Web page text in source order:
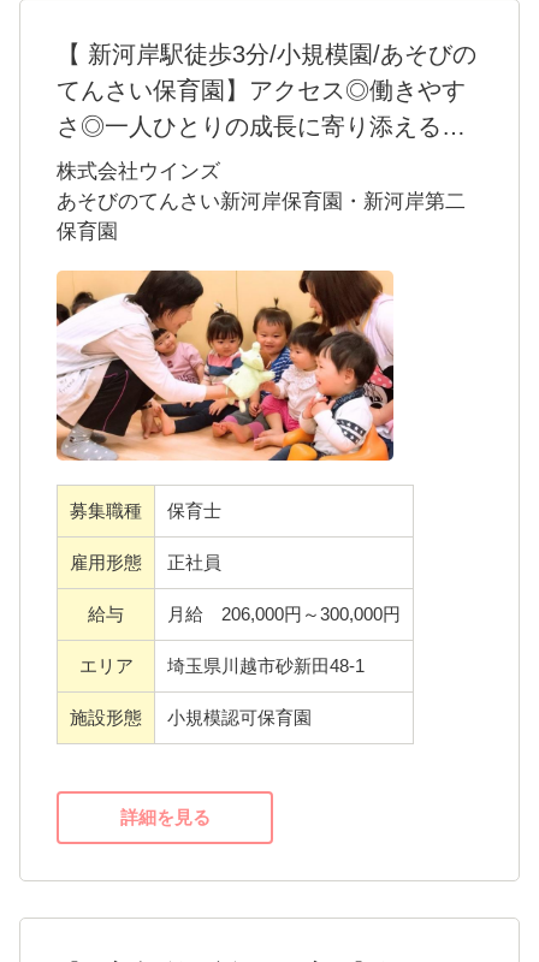
急なシフト変更にも即対応できる勤務体制。
土曜日出勤した場合は、平日に振休が取れま
す。
プライベートも充実させてください。
クさん、未経験者でも大歓迎！
系列園は20代からシニア先生まで、幅広い年
齢層の保育士が活躍している、家庭的な温も
りのある保育園です。
ご入職時期等まずはお気軽にお問い合わせ下
【 新河岸駅徒歩3分/小規模園/あそびの
てんさい保育園】アクセス◎働きやす
さ◎一人ひとりの成長に寄り添える小
規模園です！
当園は定員19名の小規模保育園です。
子どものありのままの姿を受け入れ、親密な
感情「愛着」を育むことが重要と考え、
子どもが笑顔になれるような、プラスの言葉
（褒めたり愛情を伝える）かけを積極的に
行う保育を心がけております。
子どもが主役の保育園です。
＜働きやすさ＞
〇駅近！通勤しやすい
〇年間休日120日以上
〇土曜日出勤した場合は、平日に振休が取れ
〇半月ごとのシフト作成/急な変更にも対応で
きる勤務体制です
〇持ち帰り仕事なし、残業もほとんどありま
〇有給消化大歓迎！プライベートも充実させ
てください
＜サポート体制＞
株式会社ウインズ
あそびのてんさい新河岸保育園・新河岸第二
保育園
募集職種 保育士
雇用形態 正社員
給与 月給 206,000円～300,000円
エリア 埼玉県川越市砂新田48-1
施設形態 小規模認可保育園
詳細を見る